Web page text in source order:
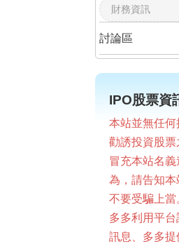
財務資訊
討論區
IPO股票資
本站並無任何
勸誘投資股
冒充本站名
為，請告知
不要受騙上當
多多利用平台
訊息、多多